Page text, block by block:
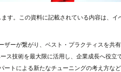
す。この資料に記載されている内容は、
ザーが繋がり、ベスト・プラクティスを共
ス技術を最大限に活用し、企業成長へ役立
トによる新たなチューニングの考え方など